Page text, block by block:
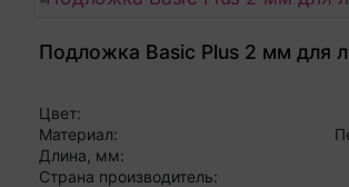
Подложка Basic Plus 2 мм для
Цвет:
Материал:
Длина, мм:
Страна производитель: